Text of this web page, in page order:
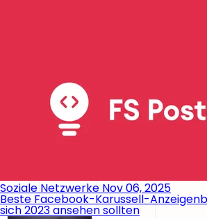
Soziale Netzwerke Nov 06, 2025
Beste Facebook-Karussell-
sich 2023 ansehen sollten